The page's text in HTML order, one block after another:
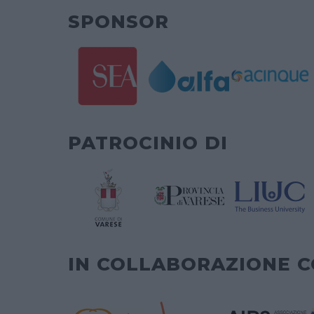
SPONSOR
PATROCINIO DI
IN COLLABORAZIONE